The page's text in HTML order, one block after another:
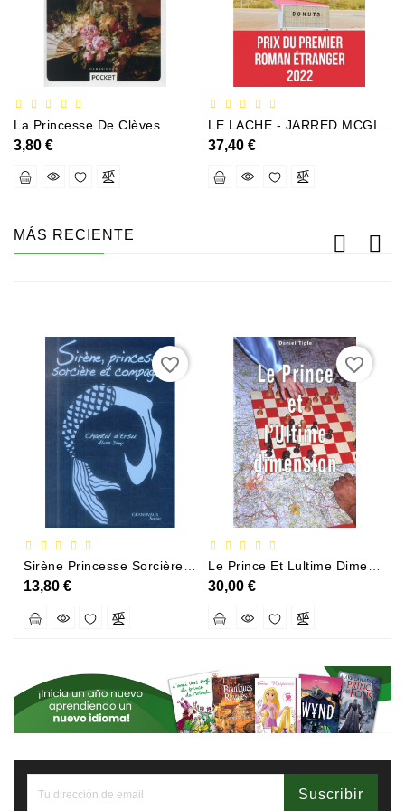
La Princesse De Clèves
3,80 € 37,40 €
MÁS RECIENTE
Sirène Princesse Sorcière Et Compagnie
13,80 €
favorite_border
Le Prince Et Lultime Dimension
30,00 €
favorite_border
Suscribir